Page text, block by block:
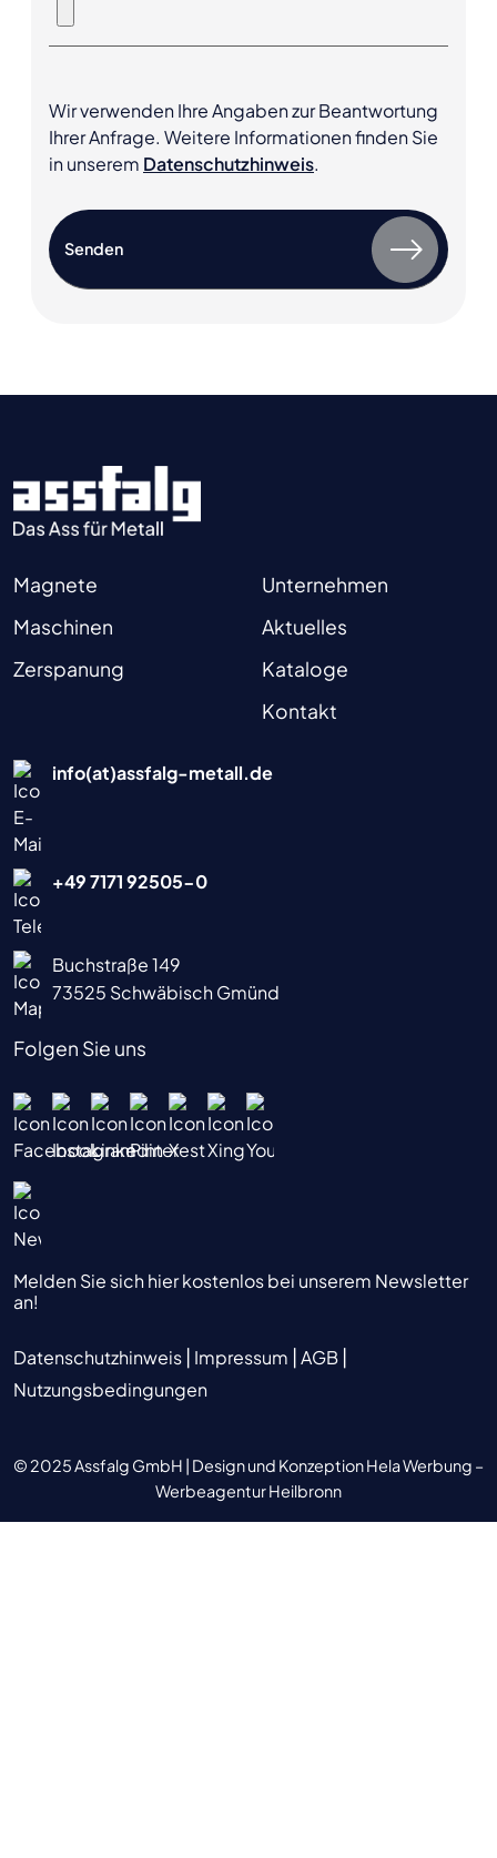
Wir verwenden Ihre Angaben zur Beantwortung
Ihrer Anfrage. Weitere Informationen finden Sie
in unserem Datenschutzhinweis.
Magnete
Maschinen
Zerspanung
Unternehmen
Aktuelles
Kataloge
Kontakt
info(at)assfalg-metall.de
+49 7171 92505-0
Buchstraße 149
73525 Schwäbisch Gmünd
Folgen Sie uns
Melden Sie sich hier kostenlos bei unserem Newsletter
an!
Datenschutzhinweis | Impressum | AGB |
Nutzungsbedingungen
© 2025 Assfalg GmbH | Design und Konzeption Hela Werbung –
Werbeagentur Heilbronn